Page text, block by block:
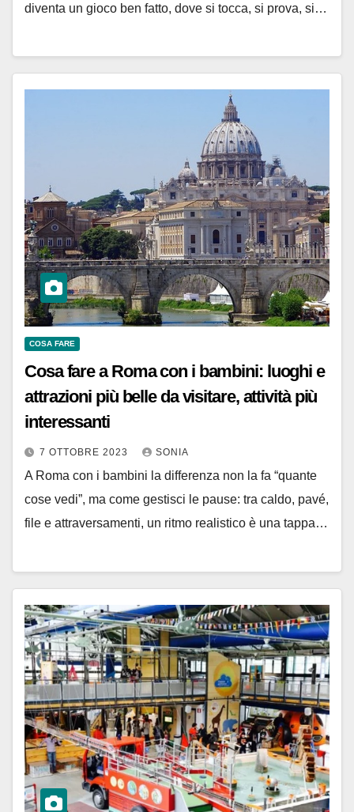
diventa un gioco ben fatto, dove si tocca, si prova, si…
COSA FARE
Cosa fare a Roma con i bambini: luoghi e
attrazioni più belle da visitare, attività più
interessanti
7 OTTOBRE 2023 SONIA
A Roma con i bambini la differenza non la fa “quante
cose vedi”, ma come gestisci le pause: tra caldo, pavé,
file e attraversamenti, un ritmo realistico è una tappa…